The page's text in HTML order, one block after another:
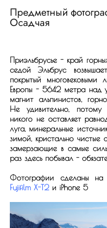
Предметный
Осадчая
Приэльбрусье - край
седой Эльбрус
покрытый многовековыми
Европы - 5642 метра над
магнит альпинистов,
Не удивительно, потому
никого не оставляет
луга, минеральные
зимой, кристально чистые
замерзающие в самые
раз здесь побывал -
Fujifilm X-T2 и iPhone 5